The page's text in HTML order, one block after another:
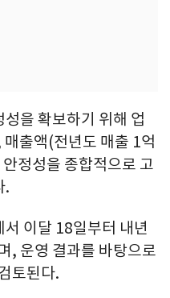
을 확보하기 위해 업
출액(전년도 매출 1억
정성을 종합적으로 고
.
이달 18일부터 내년
, 운영 결과를 바탕으로
토된다.